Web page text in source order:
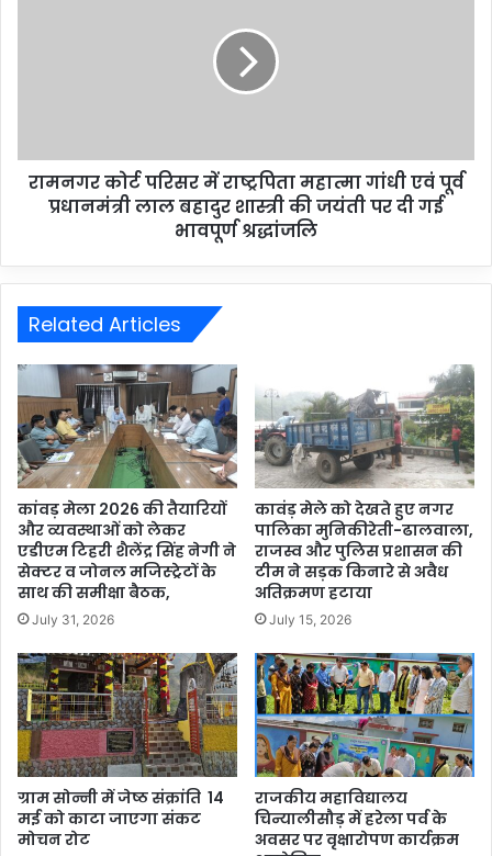
रामनगर कोर्ट परिसर में राष्ट्रपिता महात्मा गांधी एवं पूर्व
प्रधानमंत्री लाल बहादुर शास्त्री की जयंती पर दी गई
भावपूर्ण श्रद्धांजलि
Related Articles
कांवड़ मेला 2026 की तैयारियों
और व्यवस्थाओं को लेकर
एडीएम टिहरी शैलेंद्र सिंह नेगी ने
सेक्टर व जोनल मजिस्ट्रेटों के
साथ की समीक्षा बैठक,
July 31, 2026
कावंड़ मेले को देखते हुए नगर
पालिका मुनिकीरेती-ढालवाला,
राजस्व और पुलिस प्रशासन की
टीम ने सड़क किनारे से अवैध
अतिक्रमण हटाया
July 15, 2026
ग्राम सोन्नी में जेष्ठ संक्रांति 14
मई को काटा जाएगा संकट
मोचन रोट
राजकीय महाविद्यालय
चिन्यालीसौड़ में हरेला पर्व के
अवसर पर वृक्षारोपण कार्यक्रम